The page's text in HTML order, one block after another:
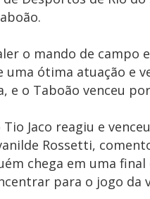
o mando de
ótima atuação e
o Taboão venceu
Jaco reagiu e
Rossetti,
chega em uma final
para o jogo da